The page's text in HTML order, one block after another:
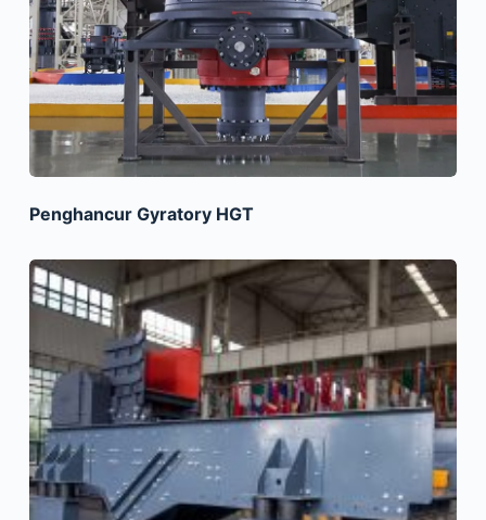
Penghancur Gyratory HGT